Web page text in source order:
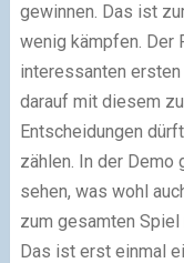
gewinnen. Das ist
wenig kämpfen. Der
interessanten
darauf mit diesem
Entscheidungen
zählen. In der Demo
sehen, was wohl
zum gesamten
Das ist erst einmal